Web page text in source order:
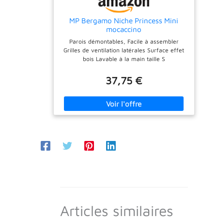
du temps. La
surface lisse et
étanche facilite le
nettoyage. De plus,
vous pouvez
facilement retirer le
l'intérieur en
simplement les vis.
MP Bergamo Niche Princess Mini
mocaccino
Parois démontables, Facile à assembler
Grilles de ventilation latérales Surface effet
bois Lavable à la main taille S
37,75 €
Articles similaires